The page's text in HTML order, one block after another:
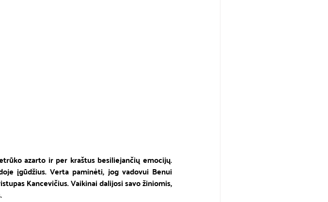
azarto ir per kraštus besiliejančių emocijų.
įgūdžius. Verta paminėti, jog vadovui Benui
Kancevičius. Vaikinai dalijosi savo žiniomis,